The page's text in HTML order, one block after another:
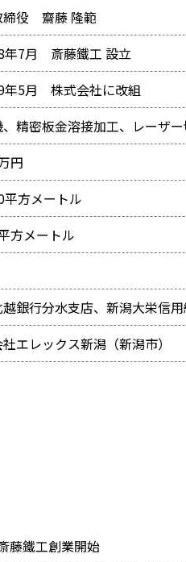
締役 齋藤 隆範
年7月 斎藤鐵工 設立
年5月 株式会社に改組
精密板金溶接加工、レーザ
円
平方メートル
方メートル
銀行分水支店、新潟大栄信
エレックス新潟（新潟市）
藤鐵工創業開始